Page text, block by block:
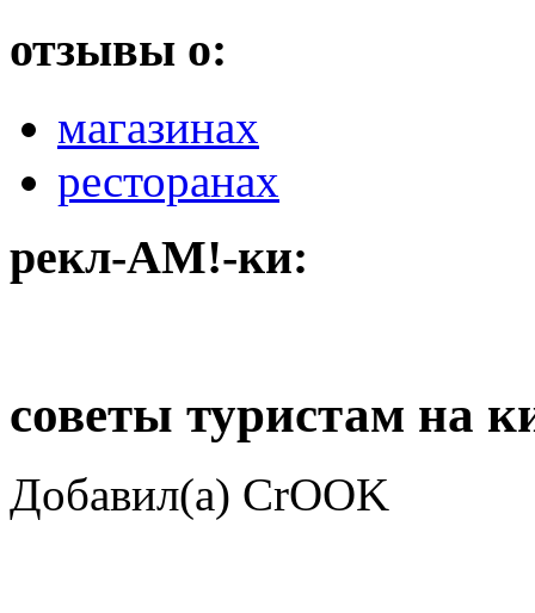
отзывы о:
магазинах
ресторанах
рекл-АМ!-ки:
советы туристам на
Добавил(а) CrOOK